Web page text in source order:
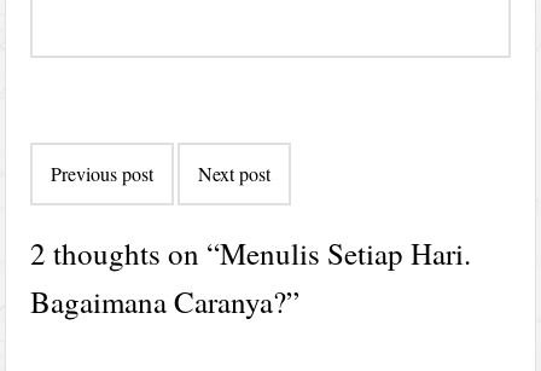
navigation
Previous post Next post
2 thoughts on “Menulis Setiap Hari.
Bagaimana Caranya?”